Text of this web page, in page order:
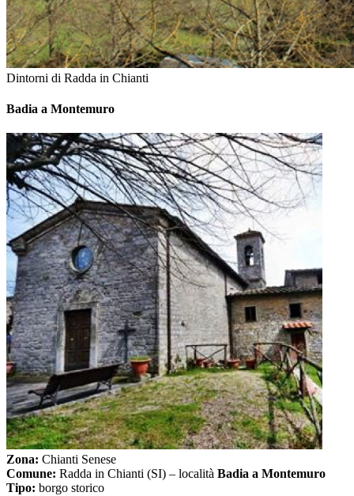
Dintorni di Radda in Chianti
Badia a Montemuro
Zona: Chianti Senese
Comune: Radda in Chianti (SI) – località Badia a Montemuro
Tipo: borgo storico